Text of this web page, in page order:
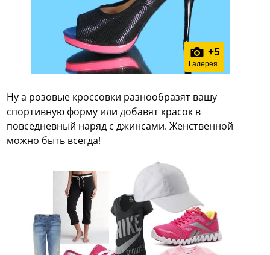
+5
Галерея
Ну а розовые кроссовки разнообразят вашу
спортивную форму или добавят красок в
повседневный наряд с джинсами. Женственной
можно быть всегда!